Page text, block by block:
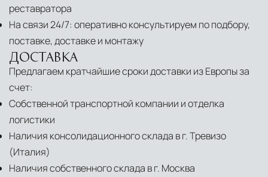
реставратора
На связи 24/7: оперативно консультируем по подбору,
поставке, доставке и монтажу
ДОСТАВКА
Предлагаем кратчайшие сроки доставки из Европы за
счет:
Собственной транспортной компании и отделка
логистики
Наличия консолидационного склада в г. Тревизо
(Италия)
Наличия собственного склада в г. Москва